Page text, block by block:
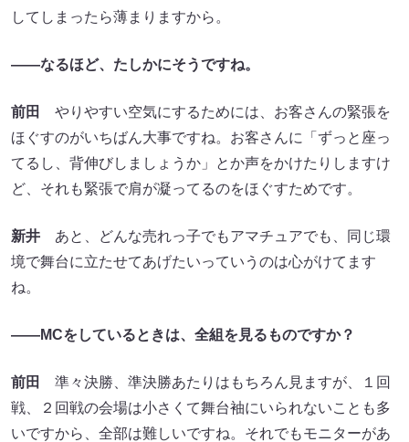
してしまったら薄まりますから。
――なるほど、たしかにそうですね。
前田
やりやすい空気にするためには、お客さんの緊張を
ほぐすのがいちばん大事ですね。お客さんに「ずっと座っ
てるし、背伸びしましょうか」とか声をかけたりしますけ
ど、それも緊張で肩が凝ってるのをほぐすためです。
新井 あと、どんな売れっ子でもアマチュアでも、同じ環
境で舞台に立たせてあげたいっていうのは心がけてます
ね。
――MCをしているときは、全組を見るものですか？
前田
準々決勝、準決勝あたりはもちろん見ますが、１回
戦、２回戦の会場は小さくて舞台袖にいられないことも多
いですから、全部は難しいですね。それでもモニターがあ